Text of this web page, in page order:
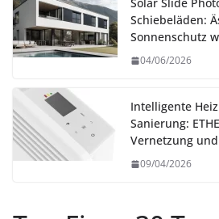
Schiebeläden:
Sonnenschutz
04/06/2026
Intelligente
Sanierung:
Vernetzung
09/04/2026